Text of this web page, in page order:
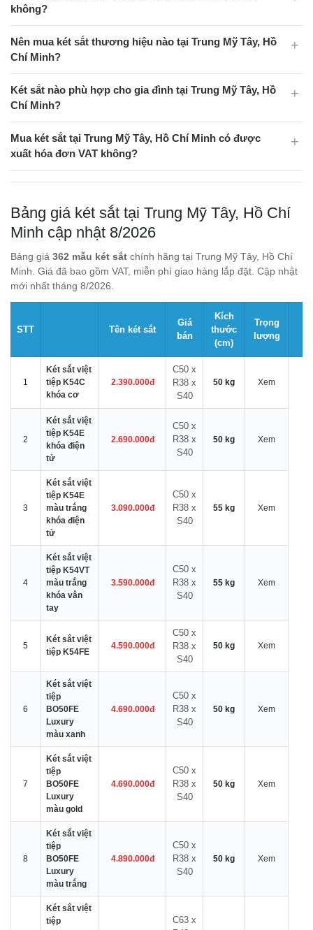
không?
Nên mua két sắt thương hiệu nào tại Trung Mỹ Tây, Hồ
Chí Minh?
Két sắt nào phù hợp cho gia đình tại Trung Mỹ Tây, Hồ
Chí Minh?
Mua két sắt tại Trung Mỹ Tây, Hồ Chí Minh có được
xuất hóa đơn VAT không?
Bảng giá két sắt tại Trung Mỹ Tây, Hồ Chí
Minh cập nhật 8/2026
Bảng giá 362 mẫu két sắt chính hãng tại Trung Mỹ Tây, Hồ Chí
Minh. Giá đã bao gồm VAT, miễn phí giao hàng lắp đặt. Cập nhật
mới nhất tháng 8/2026.
STT Tên két sắt
Giá
bán
Kích
thước
(cm)
Trọng
lượng
1
Két sắt việt
tiệp K54C
khóa cơ
2.390.000đ
C50 x
R38 x
S40
50 kg Xem
2
Két sắt việt
tiệp K54E
khóa điện
tử
2.690.000đ
C50 x
R38 x
S40
50 kg Xem
3
Két sắt việt
tiệp K54E
màu trắng
khóa điện
tử
3.090.000đ
C50 x
R38 x
S40
55 kg Xem
4
Két sắt việt
tiệp K54VT
màu trắng
khóa vân
tay
3.590.000đ
C50 x
R38 x
S40
55 kg Xem
5
Két sắt việt
tiệp K54FE
4.590.000đ
C50 x
R38 x
S40
50 kg Xem
6
Két sắt việt
tiệp
BO50FE
Luxury
màu xanh
4.690.000đ
C50 x
R38 x
S40
50 kg Xem
7
Két sắt việt
tiệp
BO50FE
Luxury
màu gold
4.690.000đ
C50 x
R38 x
S40
50 kg Xem
8
Két sắt việt
tiệp
BO50FE
Luxury
màu trắng
4.890.000đ
C50 x
R38 x
S40
50 kg Xem
Két sắt việt
tiệp
C63 x